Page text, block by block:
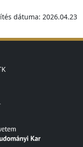
dátuma: 2026.04.23